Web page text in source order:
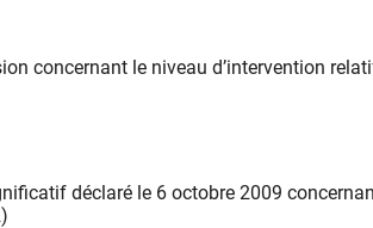
concernant le niveau d’intervention
déclaré le 6 octobre 2009